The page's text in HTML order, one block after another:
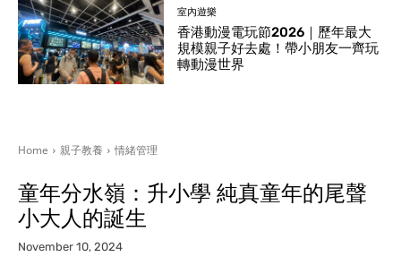
室內遊樂
香港動漫電玩節2026｜歷年最大
規模親子好去處！帶小朋友一齊玩
轉動漫世界